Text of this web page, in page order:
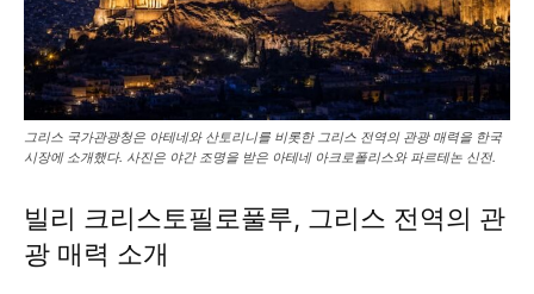
그리스 국가관광청은 아테네와 산토리니를 비롯한 그리스 전역의 관광 매력을 한국
시장에 소개했다. 사진은 야간 조명을 받은 아테네 아크로폴리스와 파르테논 신전.
빌리 크리스토필로풀루, 그리스 전역의 관
광 매력 소개